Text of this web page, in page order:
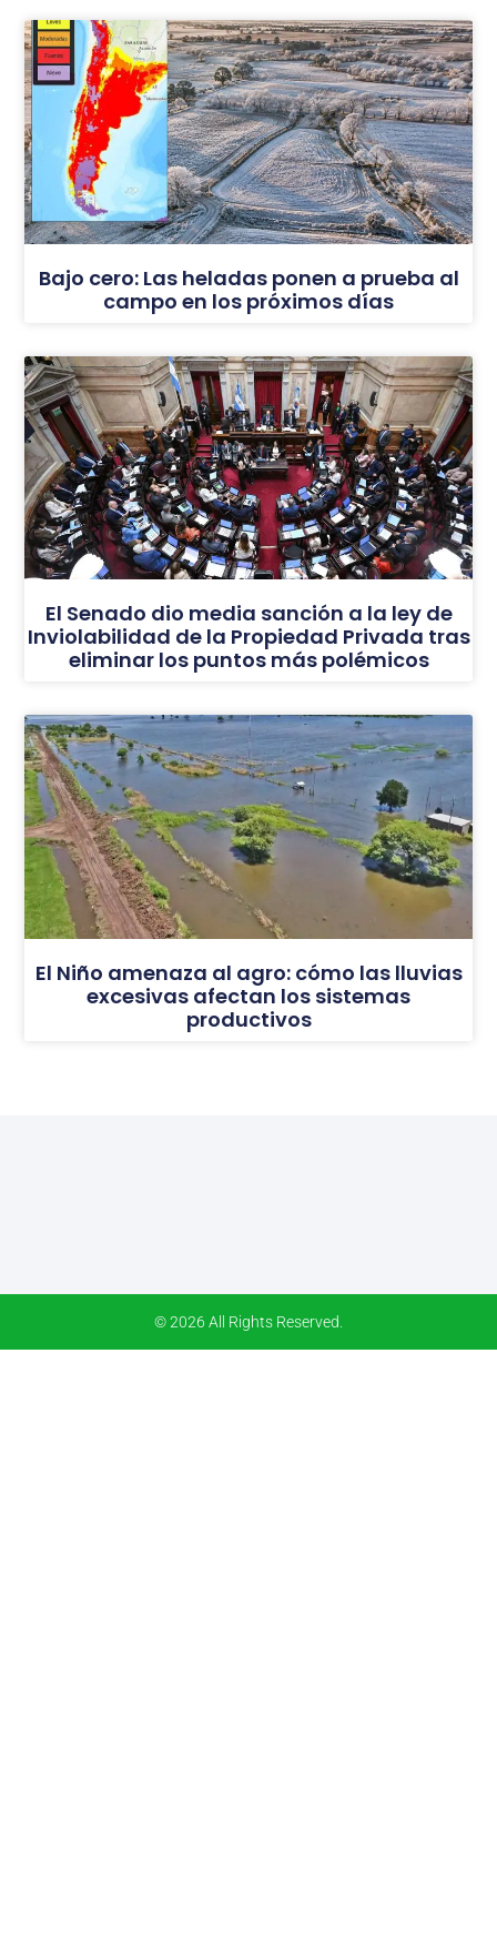
Bajo cero: Las heladas ponen a prueba al
campo en los próximos días
El Senado dio media sanción a la ley de
Inviolabilidad de la Propiedad Privada tras
eliminar los puntos más polémicos
El Niño amenaza al agro: cómo las lluvias
excesivas afectan los sistemas
productivos
© 2026 All Rights Reserved.